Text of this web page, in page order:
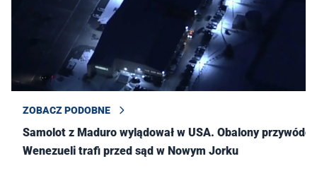
ZOBACZ PODOBNE
Samolot z Maduro wylądował w USA. Obalony przywódca
Wenezueli trafi przed sąd w Nowym Jorku